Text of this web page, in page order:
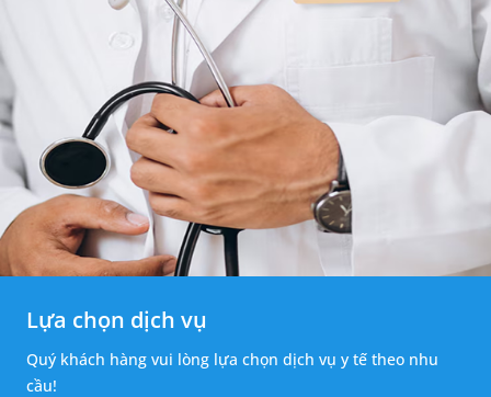
Lựa chọn dịch vụ
Quý khách hàng vui lòng lựa chọn dịch vụ y tế theo nhu
cầu!